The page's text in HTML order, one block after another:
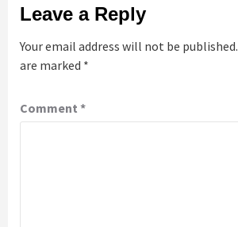
Leave a Reply
Your email address will not be published.
are marked *
Comment *